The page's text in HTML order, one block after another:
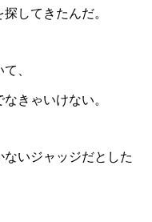
してきたんだ。
、
きゃいけない。
いジャッジだとした